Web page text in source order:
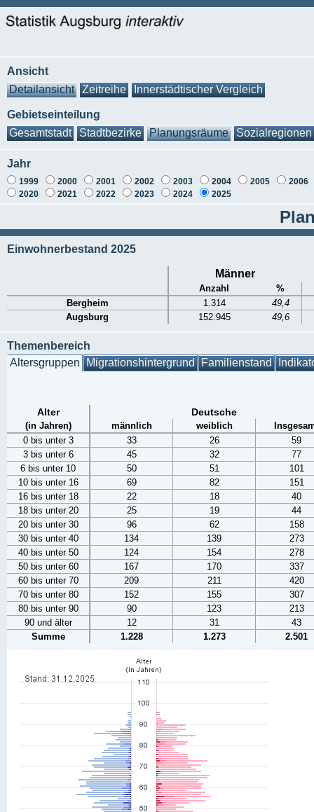
Ansicht
Detailansicht
Zeitreihe Innerstädtischer Vergleich
Gebietseinteilung
Gesamtstadt
Stadtbezirke Planungsräume Sozialregionen
Jahr
1999 2000 2001 2002 2003 2004 2005
2006
2020
2021 2022 2023 2024 2025
Einwohnerbestand 2025
Männer
Anzahl
%
Bergheim
1.314
49,4
Augsburg
152.945 49,6
Themenbereich
Altersgruppen Migrationshintergrund Familienstand
Alter Deutsche
(in Jahren) männlich weiblich
0 bis unter 3
33 26
59
3 bis unter 6
45 32
77
6 bis unter 10
50 51
101
10 bis unter 16
69 82
151
16 bis unter 18
22 18
40
18 bis unter 20
25 19
44
20 bis unter 30
96 62
158
30 bis unter 40
134 139
273
40 bis unter 50
124 154
278
50 bis unter 60
167 170
337
60 bis unter 70
209 211
420
70 bis unter 80
152 155
307
80 bis unter 90
90 123
213
90 und älter
12 31
43
Summe
1.228 1.273 2.501